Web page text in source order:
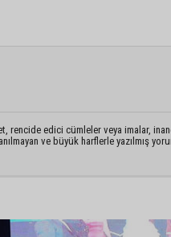
rencide edici cümleler veya imalar,
ve büyük harflerle yazılmış